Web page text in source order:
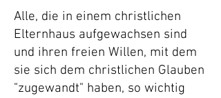
Alle, die in einem christlichen
Elternhaus aufgewachsen sind
und ihren freien Willen, mit dem
sie sich dem christlichen Glauben
"zugewandt" haben, so wichtig